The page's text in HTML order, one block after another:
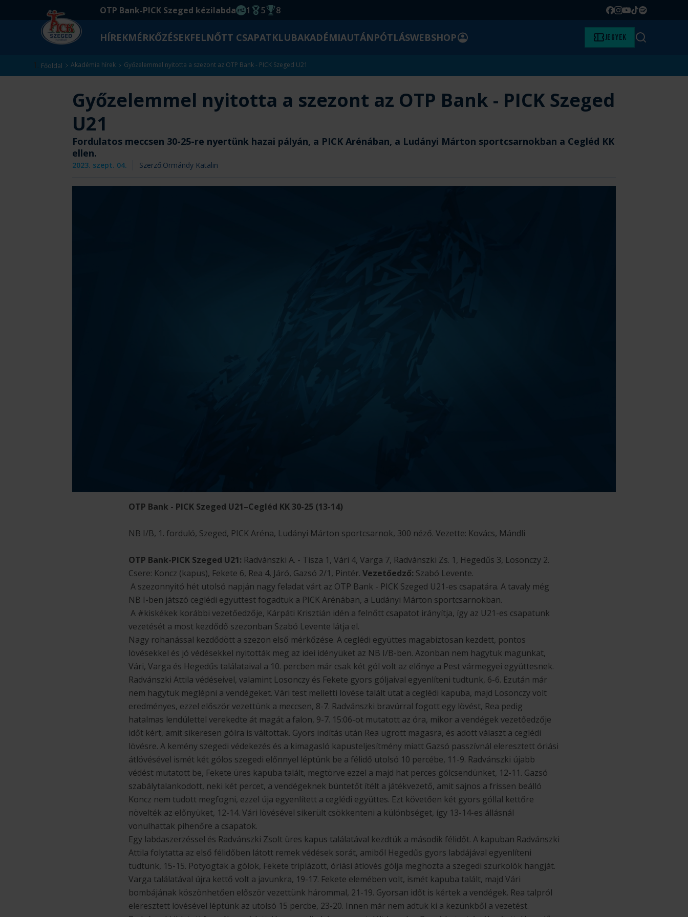
OTP Bank-PICK Szeged kézilabda
EHF kupagyőzelem 2014
1
Magyar Bajnoki cím
5
Magyar-Kupa győzelem
8 Facebook
Instagram
YouTube
TikTok
Spotify
HÍREKMÉRKŐZÉSEKFELNŐTT CSAPATKLUBAKADÉMIAUTÁNPÓTLÁSWEBSHOPBELÉPÉS Jegyek Keresés
Főoldal Akadémia hírek Győzelemmel nyitotta a szezont az OTP Bank - PICK Szeged U21
Győzelemmel nyitotta a szezont az OTP Bank - PICK Szeged
U21
Fordulatos meccsen 30-25-re nyertünk hazai pályán, a PICK Arénában, a Ludányi Márton sportcsarnokban a Cegléd KK
ellen.
2023. szept. 04. Szerző:Ormándy Katalin
OTP Bank - PICK Szeged U21–Cegléd KK 30-25 (13-14)
NB I/B, 1. forduló, Szeged, PICK Aréna, Ludányi Márton sportcsarnok, 300 néző. Vezette: Kovács, Mándli
OTP Bank-PICK Szeged U21: Radvánszki A. - Tisza 1, Vári 4, Varga 7, Radvánszki Zs. 1, Hegedűs 3, Losonczy 2.
Csere: Koncz (kapus), Fekete 6, Rea 4, Járó, Gazsó 2/1, Pintér. Vezetőedző: Szabó Levente.
A szezonnyitó hét utolsó napján nagy feladat várt az OTP Bank - PICK Szeged U21-es csapatára. A tavaly még
NB I-ben játszó ceglédi együttest fogadtuk a PICK Arénában, a Ludányi Márton sportcsarnokban.
A #kiskékek korábbi vezetőedzője, Kárpáti Krisztián idén a felnőtt csapatot irányítja, így az U21-es csapatunk
vezetését a most kezdődő szezonban Szabó Levente látja el.
Nagy rohanással kezdődött a szezon első mérkőzése. A ceglédi együttes magabiztosan kezdett, pontos
lövésekkel és jó védésekkel nyitották meg az idei idényüket az NB I/B-ben. Azonban nem hagytuk magunkat,
Vári, Varga és Hegedűs találataival a 10. percben már csak két gól volt az előnye a Pest vármegyei együttesnek.
Radvánszki Attila védéseivel, valamint Losonczy és Fekete gyors góljaival egyenlíteni tudtunk, 6-6. Ezután már
nem hagytuk meglépni a vendégeket. Vári test melletti lövése talált utat a ceglédi kapuba, majd Losonczy volt
eredményes, ezzel először vezettünk a meccsen, 8-7. Radvánszki bravúrral fogott egy lövést, Rea pedig
hatalmas lendülettel verekedte át magát a falon, 9-7. 15:06-ot mutatott az óra, mikor a vendégek vezetőedzője
időt kért, amit sikeresen gólra is váltottak. Gyors indítás után Rea ugrott magasra, és adott választ a ceglédi
lövésre. A kemény szegedi védekezés és a kimagasló kapusteljesítmény miatt Gazsó passzívnál eleresztett óriási
átlövésével ismét két gólos szegedi előnnyel léptünk be a félidő utolsó 10 percébe, 11-9. Radvánszki újabb
védést mutatott be, Fekete üres kapuba talált, megtörve ezzel a majd hat perces gólcsendünket, 12-11. Gazsó
szabálytalankodott, neki két percet, a vendégeknek büntetőt ítélt a játékvezető, amit sajnos a frissen beálló
Koncz nem tudott megfogni, ezzel úja egyenlített a ceglédi együttes. Ezt követően két gyors góllal kettőre
növelték az előnyüket, 12-14. Vári lövésével sikerült csökkenteni a különbséget, így 13-14-es állásnál
vonulhattak pihenőre a csapatok.
Egy labdaszerzéssel és Radvánszki Zsolt üres kapus találatával kezdtük a második félidőt. A kapuban Radvánszki
Attila folytatta az első félidőben látott remek védések sorát, amiből Hegedűs gyors labdájával egyenlíteni
tudtunk, 15-15. Potyogtak a gólok, Fekete triplázott, óriási átlövés gólja meghozta a szegedi szurkolók hangját.
Varga találatával újra kettő volt a javunkra, 19-17. Fekete elemében volt, ismét kapuba talált, majd Vári
bombájának köszönhetően először vezettünk hárommal, 21-19. Gyorsan időt is kértek a vendégek. Rea talpról
eleresztett lövésével léptünk az utolsó 15 percbe, 23-20. Innen már nem adtuk ki a kezünkből a vezetést.